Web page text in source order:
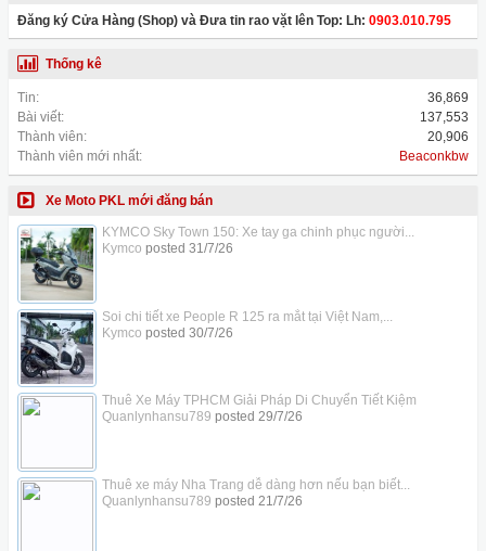
Đăng ký Cửa Hàng (Shop) và Đưa tin rao vặt lên Top: Lh: 0903.010.795
Thống kê
Tin:
36,869
Bài viết:
137,553
Thành viên:
20,906
Thành viên mới nhất:
Beaconkbw
Xe Moto PKL mới đăng bán
KYMCO Sky Town 150: Xe tay ga chinh phục người...
Kymco posted 31/7/26
Soi chi tiết xe People R 125 ra mắt tại Việt Nam,...
Kymco posted 30/7/26
Thuê Xe Máy TPHCM Giải Pháp Di Chuyển Tiết Kiệm
Quanlynhansu789 posted 29/7/26
Thuê xe máy Nha Trang dễ dàng hơn nếu bạn biết...
Quanlynhansu789 posted 21/7/26